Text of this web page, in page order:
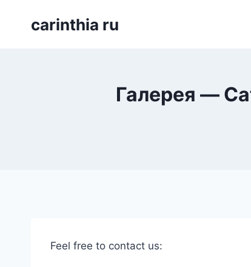
carinthia ru
Галерея —
Feel free to contact us: